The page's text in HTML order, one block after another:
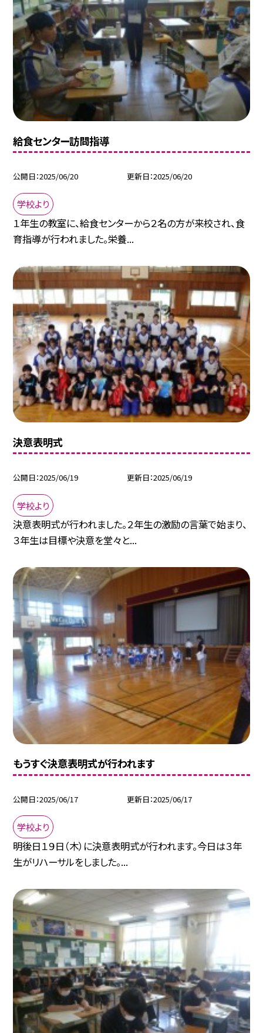
給食センター訪問指導
公開日 2025/06/20 更新日 2025/06/20
学校より
１年生の教室に、給食センターから２名の方が来校され、食
育指導が行われました。栄養...
決意表明式
公開日 2025/06/19 更新日 2025/06/19
学校より
決意表明式が行われました。２年生の激励の言葉で始まり、
３年生は目標や決意を堂々と...
もうすぐ決意表明式が行われます
公開日 2025/06/17 更新日 2025/06/17
学校より
明後日１９日（木）に決意表明式が行われます。今日は３年
生がリハーサルをしました。...